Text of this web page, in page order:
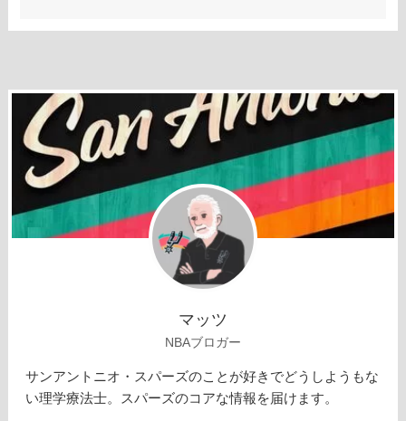
マッツ
NBAブロガー
サンアントニオ・スパーズのことが好きでどうしようもな
い理学療法士。スパーズのコアな情報を届けます。